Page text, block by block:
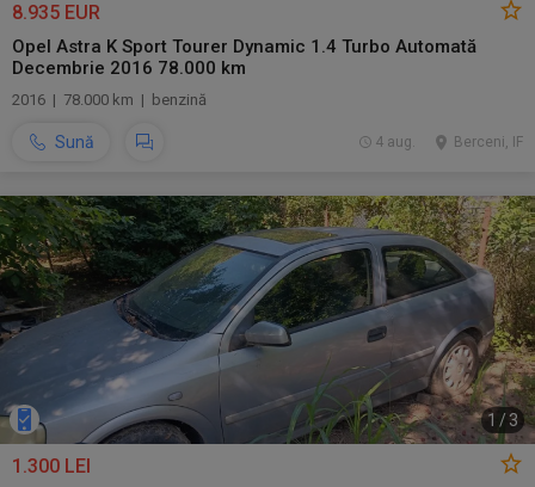
8.935 EUR
Opel Astra K Sport Tourer Dynamic 1.4 Turbo Automată
Decembrie 2016 78.000 km
2016 | 78.000 km | benzină
Sună Berceni, IF
4 aug.
1 /3
1.300 LEI